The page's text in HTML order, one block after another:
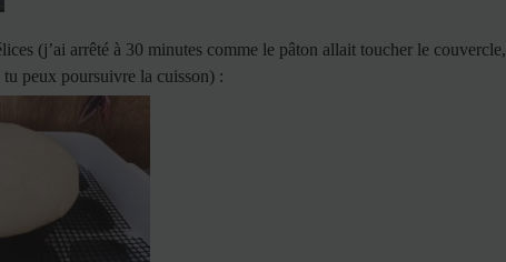
(j’ai arrêté à 30 minutes comme le pâton allait toucher le couvercle,
tu peux poursuivre la cuisson) :